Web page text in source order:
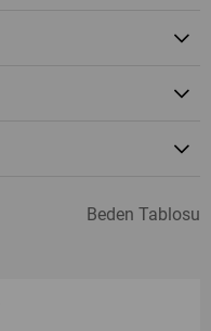
Beden Tablosu